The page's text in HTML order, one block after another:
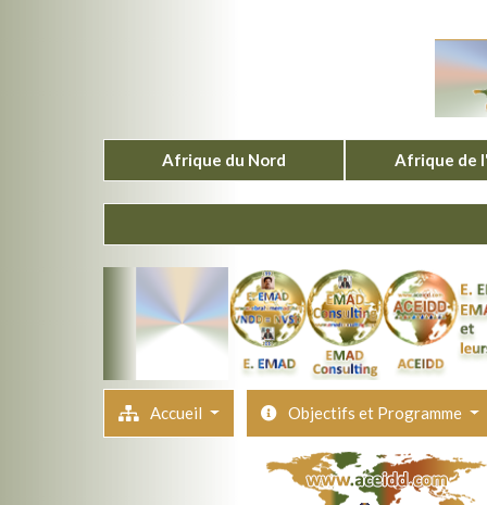
Afrique du Nord Afrique de
Accueil Objectifs et Programme